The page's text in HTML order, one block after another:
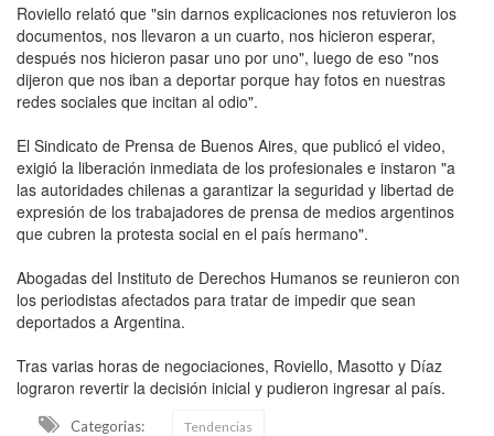
Roviello relató que "sin darnos explicaciones nos retuvieron los
documentos, nos llevaron a un cuarto, nos hicieron esperar,
después nos hicieron pasar uno por uno", luego de eso "nos
dijeron que nos iban a deportar porque hay fotos en nuestras
redes sociales que incitan al odio".
El Sindicato de Prensa de Buenos Aires, que publicó el video,
exigió la liberación inmediata de los profesionales e instaron "a
las autoridades chilenas a garantizar la seguridad y libertad de
expresión de los trabajadores de prensa de medios argentinos
que cubren la protesta social en el país hermano".
Abogadas del Instituto de Derechos Humanos se reunieron con
los periodistas afectados para tratar de impedir que sean
deportados a Argentina.
Tras varias horas de negociaciones, Roviello, Masotto y Díaz
lograron revertir la decisión inicial y pudieron ingresar al país.
Categorias: Tendencias